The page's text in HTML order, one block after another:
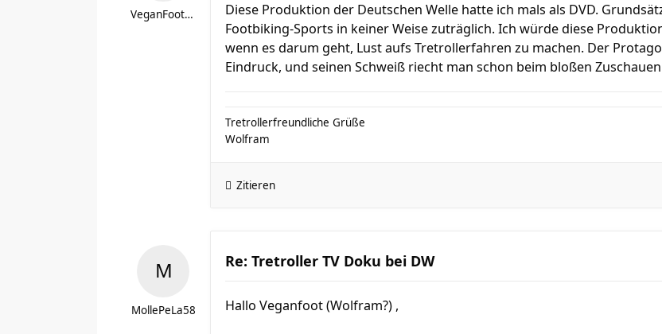
VeganFootbiker
Diese Produktion der Deutschen Welle hatte ich mals als DVD.
Footbiking-Sports in keiner Weise zuträglich. Ich würde diese
wenn es darum geht, Lust aufs Tretrollerfahren zu machen. Der
Eindruck, und seinen Schweiß riecht man schon beim bloßen
Tretrollerfreundliche Grüße
Wolfram
Zitieren
MollePeLa58
Re: Tretroller TV Doku bei DW
Hallo Veganfoot (Wolfram?) ,